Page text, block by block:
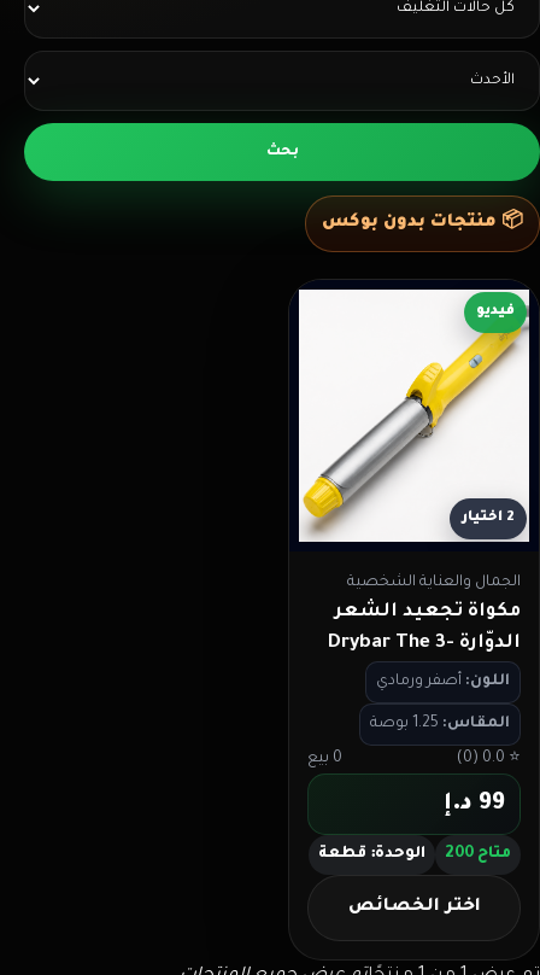
بحث
📦 منتجات بدون بوكس
فيديو
2 اختيار
الجمال والعناية الشخصية
مكواة تجعيد الشعر
الدوّارة Drybar The 3-
Day Bender
اللون: أصفر ورمادي
المقاس: 1.25 بوصة
⭐
0.0
(
0
)
0 بيع
99 د.إ
متاح 200 الوحدة: قطعة
اختر الخصائص